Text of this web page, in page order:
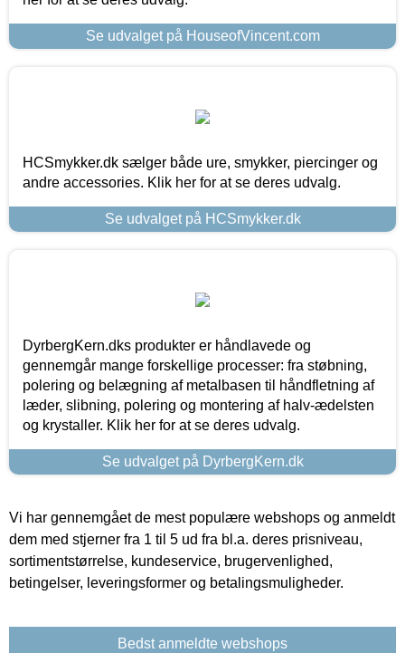
Se udvalget på HouseofVincent.com
HCSmykker.dk sælger både ure, smykker, piercinger og
andre accessories. Klik her for at se deres udvalg.
Se udvalget på HCSmykker.dk
DyrbergKern.dks produkter er håndlavede og
gennemgår mange forskellige processer: fra støbning,
polering og belægning af metalbasen til håndfletning af
læder, slibning, polering og montering af halv-ædelsten
og krystaller. Klik her for at se deres udvalg.
Se udvalget på DyrbergKern.dk
Vi har gennemgået de mest populære webshops og anmeldt
dem med stjerner fra 1 til 5 ud fra bl.a. deres prisniveau,
sortimentstørrelse, kundeservice, brugervenlighed,
betingelser, leveringsformer og betalingsmuligheder.
Bedst anmeldte webshops